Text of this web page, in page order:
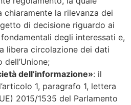
la rilevanza dei
di decisione riguardo ai
degli interessati e,
libera circolazione dei dati
dell’Unione;
dell’informazione»: il
1, paragrafo 1, lettera
2015/1535 del Parlamento